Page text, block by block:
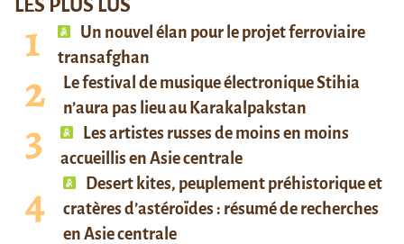
LES PLUS LUS
Un nouvel élan pour le projet ferroviaire
transafghan
Le festival de musique électronique Stihia
n’aura pas lieu au Karakalpakstan
Les artistes russes de moins en moins
accueillis en Asie centrale
Desert kites, peuplement préhistorique et
cratères d’astéroïdes : résumé de recherches
en Asie centrale